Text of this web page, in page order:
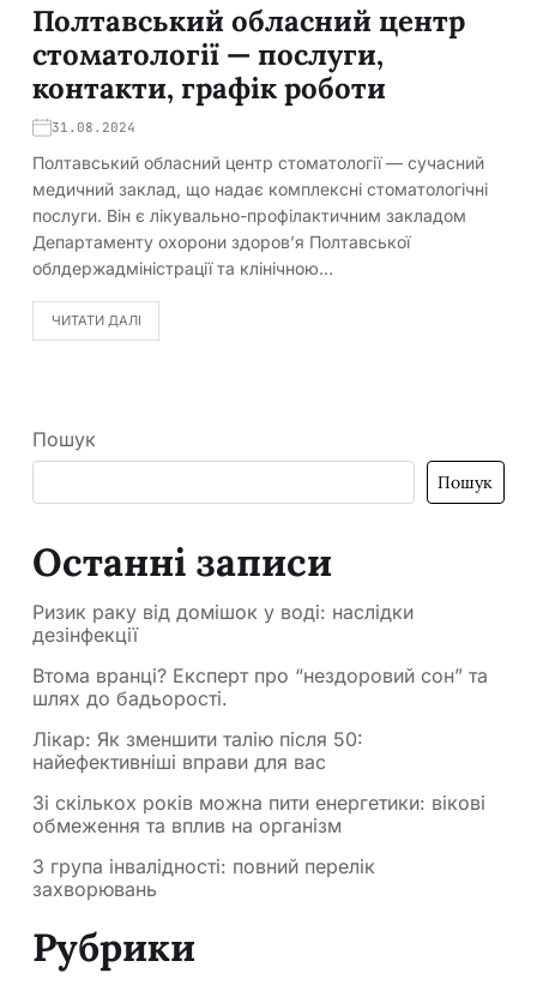
Полтавський обласний центр
стоматології — послуги,
контакти, графік роботи
31.08.2024
Полтавський обласний центр стоматології — сучасний
медичний заклад, що надає комплексні стоматологічні
послуги. Він є лікувально-профілактичним закладом
Департаменту охорони здоров’я Полтавської
облдержадміністрації та клінічною…
ЧИТАТИ ДАЛІ
Пошук
Пошук
Останні записи
Ризик раку від домішок у воді: наслідки
дезінфекції
Втома вранці? Експерт про “нездоровий сон” та
шлях до бадьорості.
Лікар: Як зменшити талію після 50:
найефективніші вправи для вас
Зі скількох років можна пити енергетики: вікові
обмеження та вплив на організм
3 група інвалідності: повний перелік
захворювань
Рубрики